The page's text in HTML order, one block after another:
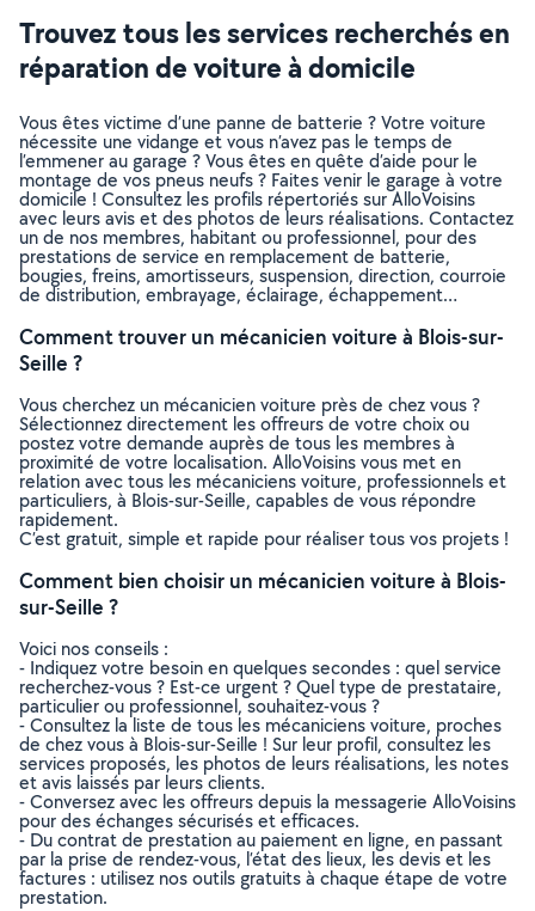
Trouvez tous les services recherchés en
réparation de voiture à domicile
Vous êtes victime d’une panne de batterie ? Votre voiture
nécessite une vidange et vous n’avez pas le temps de
l’emmener au garage ? Vous êtes en quête d’aide pour le
montage de vos pneus neufs ? Faites venir le garage à votre
domicile ! Consultez les profils répertoriés sur AlloVoisins
avec leurs avis et des photos de leurs réalisations. Contactez
un de nos membres, habitant ou professionnel, pour des
prestations de service en remplacement de batterie,
bougies, freins, amortisseurs, suspension, direction, courroie
de distribution, embrayage, éclairage, échappement…
Comment trouver un mécanicien voiture à Blois-sur-
Seille ?
Vous cherchez un mécanicien voiture près de chez vous ?
Sélectionnez directement les offreurs de votre choix ou
postez votre demande auprès de tous les membres à
proximité de votre localisation. AlloVoisins vous met en
relation avec tous les mécaniciens voiture, professionnels et
particuliers, à Blois-sur-Seille, capables de vous répondre
rapidement.
C’est gratuit, simple et rapide pour réaliser tous vos projets !
Comment bien choisir un mécanicien voiture à Blois-
sur-Seille ?
Voici nos conseils :
- Indiquez votre besoin en quelques secondes : quel service
recherchez-vous ? Est-ce urgent ? Quel type de prestataire,
particulier ou professionnel, souhaitez-vous ?
- Consultez la liste de tous les mécaniciens voiture, proches
de chez vous à Blois-sur-Seille ! Sur leur profil, consultez les
services proposés, les photos de leurs réalisations, les notes
et avis laissés par leurs clients.
- Conversez avec les offreurs depuis la messagerie AlloVoisins
pour des échanges sécurisés et efficaces.
- Du contrat de prestation au paiement en ligne, en passant
par la prise de rendez-vous, l’état des lieux, les devis et les
factures : utilisez nos outils gratuits à chaque étape de votre
prestation.